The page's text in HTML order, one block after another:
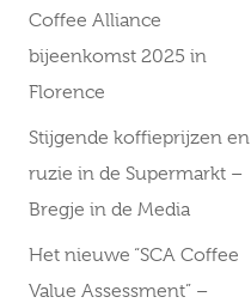
Coffee Alliance
bijeenkomst 2025 in
Florence
Stijgende koffieprijzen en
ruzie in de Supermarkt –
Bregje in de Media
Het nieuwe “SCA Coffee
Value Assessment” –